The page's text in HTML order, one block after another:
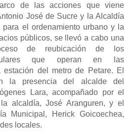
de las acciones que viene
José de Sucre y la Alcaldía
el ordenamiento urbano y la
públicos, se llevó a cabo una
de reubicación de los
que operan en las
del metro de Petare. El
la presencia del alcalde del
Lara, acompañado por el
alcaldía, José Aranguren, y el
Municipal, Herick Goicoechea,
locales.